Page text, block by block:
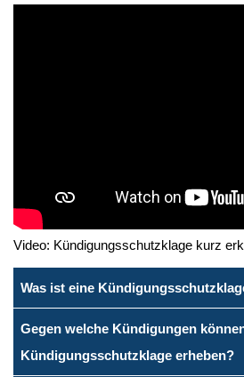
Video: Kündigungsschutzklage kurz
Was ist eine
Gegen welche Kündigungen
Kündigungsschutzklage erheben?